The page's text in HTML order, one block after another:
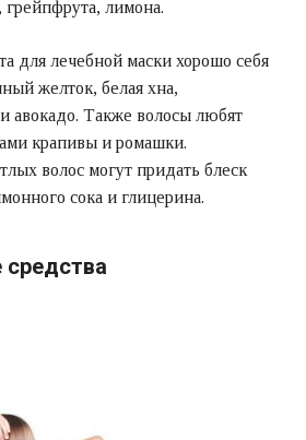
грейпфрута, лимона.
для лечебной маски хорошо себя
желток, белая хна,
и авокадо. Также волосы любят
крапивы и ромашки.
волос могут придать блеск
сока и глицерина.
средства